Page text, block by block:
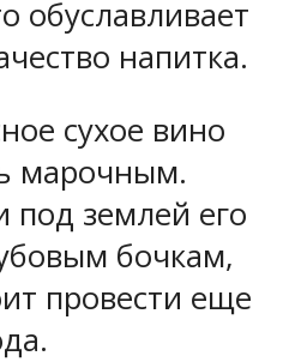
обуславливает
напитка.
сухое вино
марочным.
под землей его
бочкам,
провести еще